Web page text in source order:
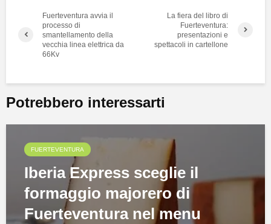
Fuerteventura avvia il
processo di
smantellamento della
vecchia linea elettrica da
66Kv
La fiera del libro di
Fuerteventura:
presentazioni e
spettacoli in cartellone
Potrebbero interessarti
FUERTEVENTURA
Iberia Express sceglie il
formaggio majorero di
Fuerteventura nel menu